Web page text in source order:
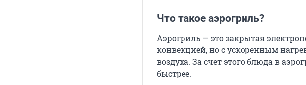
Что такое аэрогриль?
Аэрогриль — это закрытая
конвекцией, но с ускоренным
воздуха. За счет этого блюда в
быстрее.